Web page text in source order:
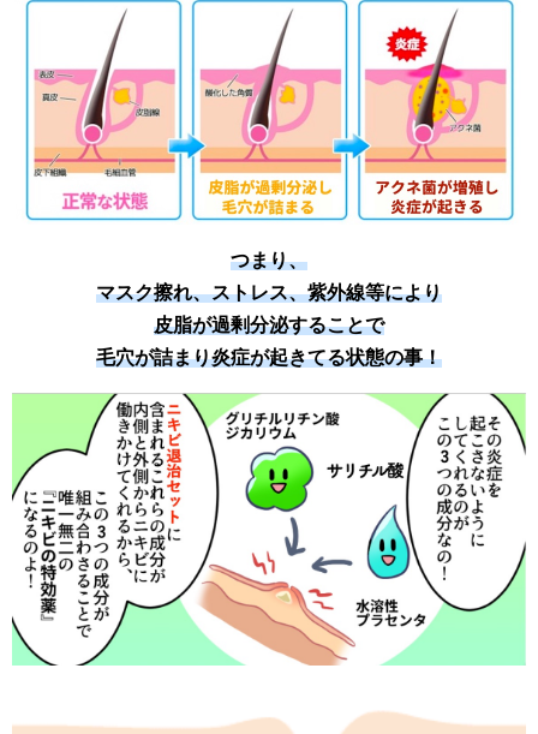
つまり、
マスク擦れ、ストレス、紫外線等により
皮脂が過剰分泌することで
毛穴が詰まり炎症が起きてる状態の事！